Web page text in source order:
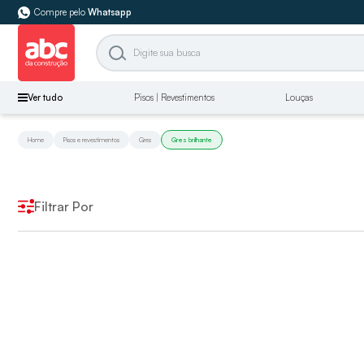
Compre pelo Whatsapp
Ver tudo Pisos | Revestimentos Louças
Home Pisos e revestimentos Gres Gres brilhante
Filtrar Por